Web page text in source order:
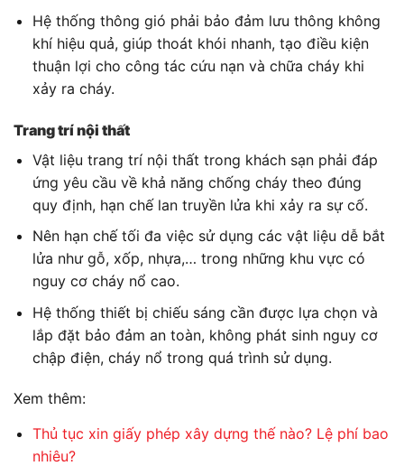
Hệ thống thông gió phải bảo đảm lưu thông không
khí hiệu quả, giúp thoát khói nhanh, tạo điều kiện
thuận lợi cho công tác cứu nạn và chữa cháy khi
xảy ra cháy.
Trang trí nội thất
Vật liệu trang trí nội thất trong khách sạn phải đáp
ứng yêu cầu về khả năng chống cháy theo đúng
quy định, hạn chế lan truyền lửa khi xảy ra sự cố.
Nên hạn chế tối đa việc sử dụng các vật liệu dễ bắt
lửa như gỗ, xốp, nhựa,… trong những khu vực có
nguy cơ cháy nổ cao.
Hệ thống thiết bị chiếu sáng cần được lựa chọn và
lắp đặt bảo đảm an toàn, không phát sinh nguy cơ
chập điện, cháy nổ trong quá trình sử dụng.
Xem thêm:
Thủ tục xin giấy phép xây dựng thế nào? Lệ phí bao
nhiêu?